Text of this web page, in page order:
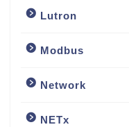
Lutron
Modbus
Network
NETx